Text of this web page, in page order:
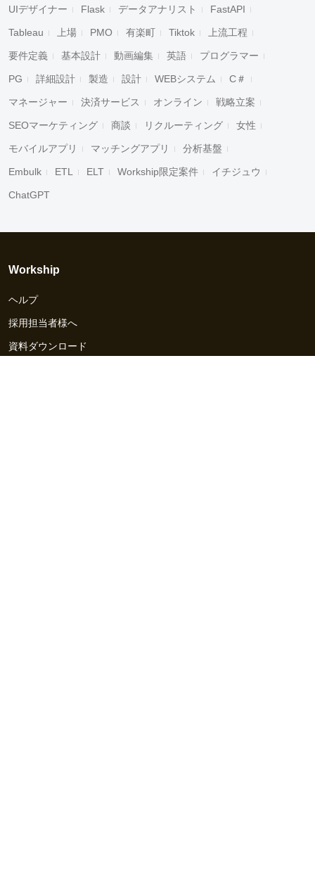
UIデザイナー Flask データアナリスト FastAPI
Tableau 上場 PMO 有楽町 Tiktok 上流工程
要件定義 基本設計 動画編集 英語 プログラマー
PG 詳細設計 製造 設計 WEBシステム C＃
マネージャー 決済サービス オンライン 戦略立案
SEOマーケティング 商談 リクルーティング 女性
モバイルアプリ マッチングアプリ 分析基盤
Embulk ETL ELT Workship限定案件 イチジュウ
ChatGPT
Workship
ヘルプ
採用担当者様へ
資料ダウンロード